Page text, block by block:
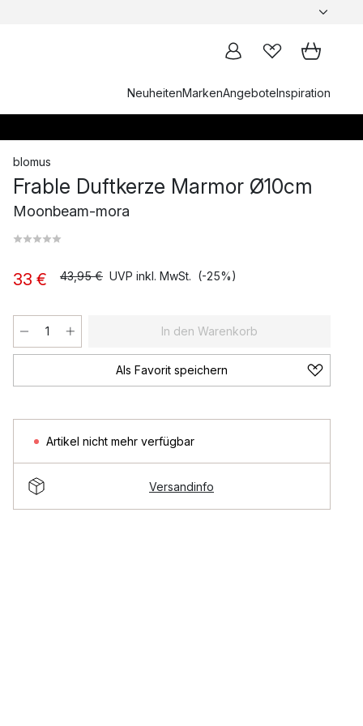
NeuheitenMarkenAngeboteInspiration
blomus
Frable Duftkerze Marmor Ø10cm
Moonbeam-mora
33 € 43,95 € UVP inkl. MwSt. (-25%)
In den Warenkorb
Als Favorit speichern
Artikel nicht mehr verfügbar
Versandinfo